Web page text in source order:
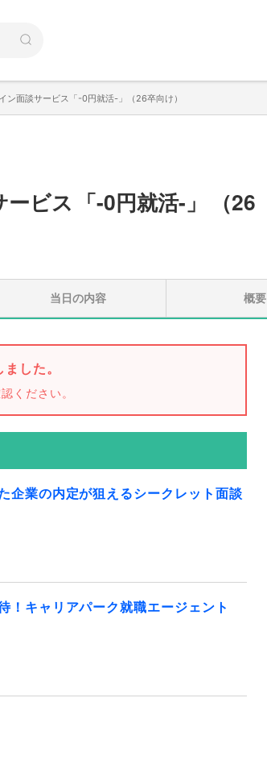
ン面談サービス「-0円就活-」（26卒向け）
ビス 「-0円就活- 」 （26
当日の内容 概要
した。
ください。
企業の内定が狙えるシークレット面談
！キャリアパーク就職エージェント